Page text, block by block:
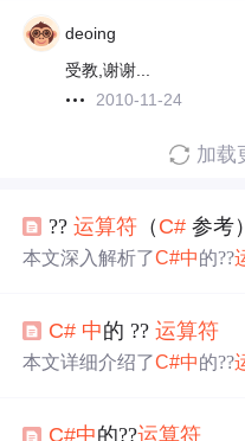
deoing
受教,谢谢...
2010-11-24
加载
??运算符 （ C# 参考）
本文深入解析了C#中的??
代码中 有效利用??运算符
错误，并提供了一种优雅
C# 中的 ??运算符
本文详细介绍了C#中的??
NullException。
C#中的??运算符